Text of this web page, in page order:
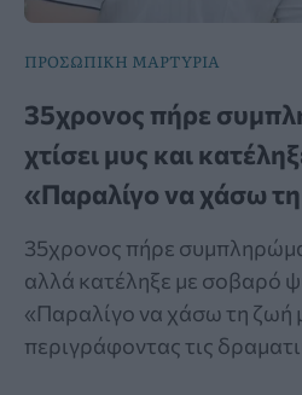
ΠΡΟΣΩΠΙΚΗ ΜΑΡΤΥΡΙΑ
35χρονος πήρε
χτίσει μυς και
«Παραλίγο να χάσω
35χρονος πήρε
αλλά κατέληξε με σοβαρό
«Παραλίγο να χάσω τη ζωή
περιγράφοντας τις